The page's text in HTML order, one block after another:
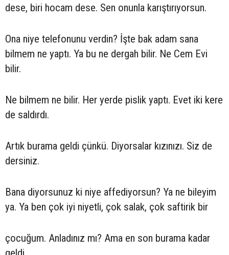
dese, biri hocam dese. Sen onunla karıştırıyorsun.
Ona niye telefonunu verdin? İşte bak adam sana
bilmem ne yaptı. Ya bu ne dergah bilir. Ne Cem Evi
bilir.
Ne bilmem ne bilir. Her yerde pislik yaptı. Evet iki kere
de saldırdı.
Artık burama geldi çünkü. Diyorsalar kızınızı. Siz de
dersiniz.
Bana diyorsunuz ki niye affediyorsun? Ya ne bileyim
ya. Ya ben çok iyi niyetli, çok salak, çok saftirik bir
çocuğum. Anladınız mı? Ama en son burama kadar